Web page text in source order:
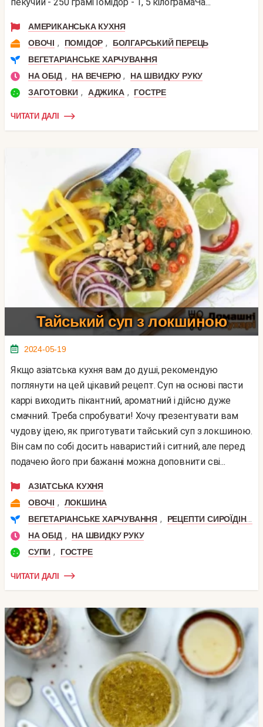
АМЕРИКАНСЬКА КУХНЯ
ОВОЧІ , ПОМІДОР ,
БОЛГАРСЬКИЙ ПЕРЕЦЬ
ВЕГЕТАРІАНСЬКЕ ХАРЧУВАННЯ
НА ОБІД , НА ВЕЧЕРЮ ,
НА ШВИДКУ РУКУ
ЗАГОТОВКИ , АДЖИКА , ГОСТРЕ
ЧИТАТИ ДАЛІ
Тайський суп з локшиною
2024-05-19
Якщо азіатська кухня вам до душі, рекомендую
поглянути на цей цікавий рецепт. Суп на основі пасти
каррі виходить пікантний, ароматний і дійсно дуже
смачний. Треба спробувати! Хочу презентувати вам
чудову ідею, як приготувати тайський суп з локшиною.
Він сам по собі досить наваристий і ситний, але перед
подачею його при бажанні можна доповнити сві...
АЗІАТСЬКА КУХНЯ
ОВОЧІ ,
ЛОКШИНА
ВЕГЕТАРІАНСЬКЕ ХАРЧУВАННЯ , РЕЦЕПТИ СИРОЇДІННЯ
НА ОБІД ,
НА ШВИДКУ РУКУ
СУПИ , ГОСТРЕ
ЧИТАТИ ДАЛІ